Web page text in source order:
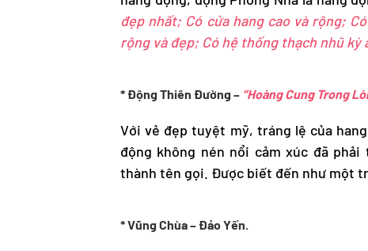
đẹp nhất; Có cửa hang cao và rộng;
rộng và đẹp; Có hệ thống thạch nhũ
* Động Thiên Đường – “Hoàng Cung Trong
Với vẻ đẹp tuyệt mỹ, tráng lệ của
động không nén nổi cảm xúc đã phải
thành tên gọi. Được biết đến như một
* Vũng Chùa – Đảo Yến.